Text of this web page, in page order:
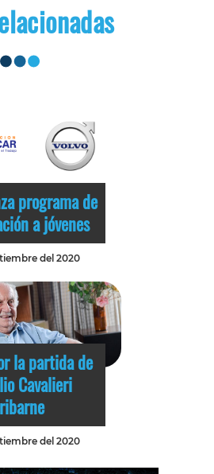
programa de
a jóvenes
del 2020
la partida de
Cavalieri
del 2020